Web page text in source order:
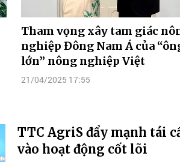
Tham vọng xây tam giác
nghiệp Đông Nam Á của
lớn” nông nghiệp Việt
21/04/2025 17:55
TTC AgriS đẩy mạnh tái
vào hoạt động cốt lõi